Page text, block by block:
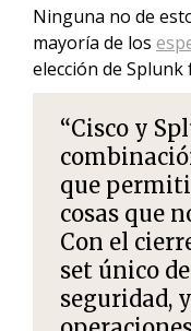
Ninguna no de
mayoría de los
elección de Splunk
“Cisco y
que
cosas que
Con el
set único
seguridad,